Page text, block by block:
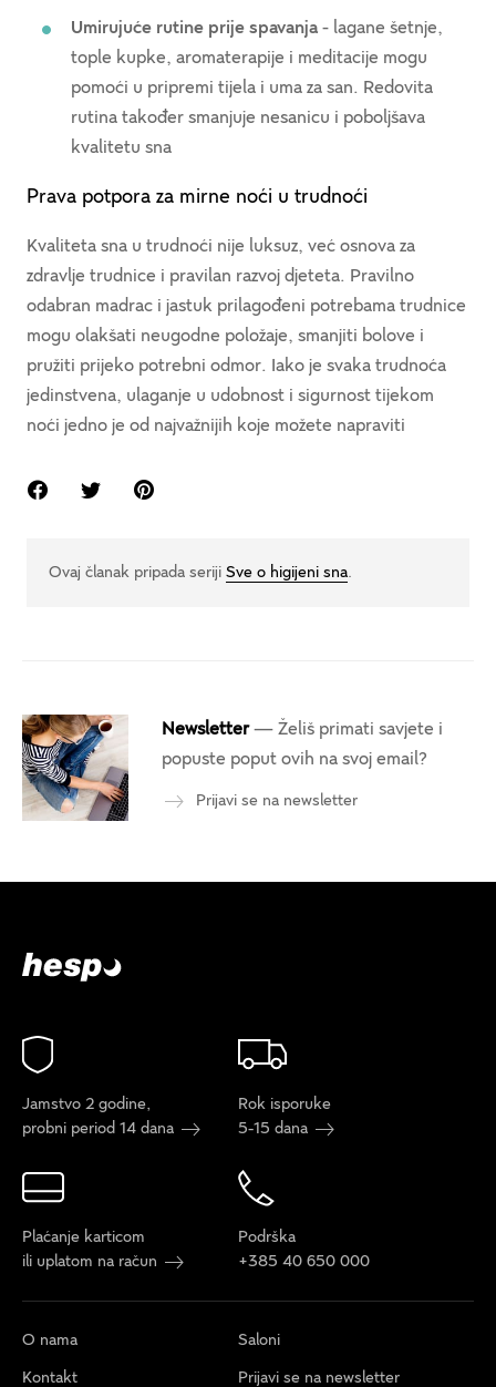
Umirujuće rutine prije spavanja - lagane šetnje,
tople kupke, aromaterapije i meditacije mogu
pomoći u pripremi tijela i uma za san. Redovita
rutina također smanjuje nesanicu i poboljšava
kvalitetu sna
Prava potpora za mirne noći u trudnoći
Kvaliteta sna u trudnoći nije luksuz, već osnova za
zdravlje trudnice i pravilan razvoj djeteta. Pravilno
odabran madrac i jastuk prilagođeni potrebama trudnice
mogu olakšati neugodne položaje, smanjiti bolove i
pružiti prijeko potrebni odmor. Iako je svaka trudnoća
jedinstvena, ulaganje u udobnost i sigurnost tijekom
noći jedno je od najvažnijih koje možete napraviti
Ovaj članak pripada seriji Sve o higijeni sna.
Newsletter— Želiš primati savjete i
popuste poput ovih na svoj email?
Prijavi se na newsletter
Jamstvo 2 godine,
probni period 14 dana
Rok isporuke
5-15 dana
Plaćanje karticom
ili uplatom na račun
Podrška
+385 40 650 000
O nama
Saloni
Kontakt
Prijavi se na newsletter